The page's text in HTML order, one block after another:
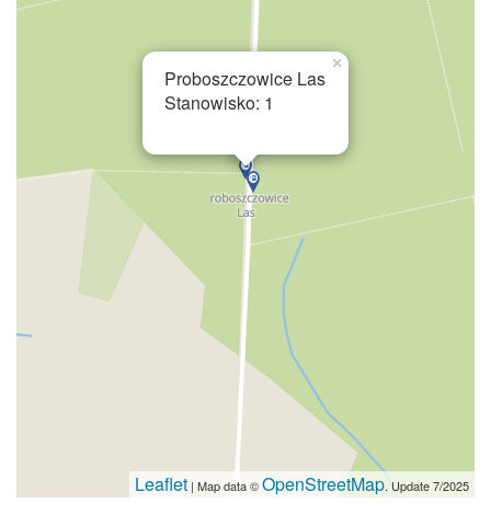
Proboszczowice Las
Stanowisko: 1
×
Leaflet | Map data ©OpenStreetMap. Update 7/2025